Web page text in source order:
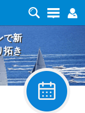
で新
拓き